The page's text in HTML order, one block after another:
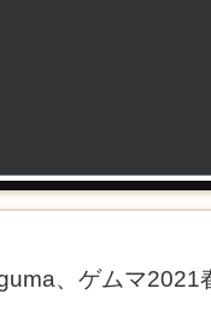
、ゲムマ2021